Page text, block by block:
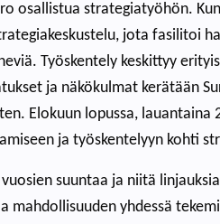
osallistua strategiatyöhön.
jota fasilitoi
Työskentely keskittyy
ja näkökulmat kerätään
Elokuun lopussa, lauantaina
ja työskentelyyn kohti
suuntaa ja niitä
mahdollisuuden yhdessä